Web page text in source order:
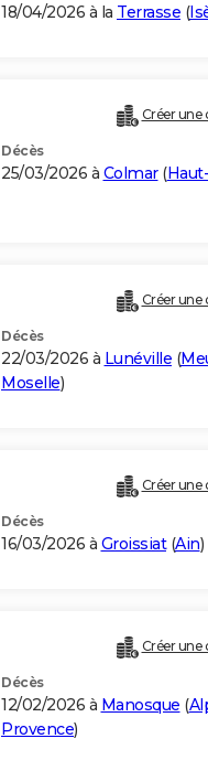
18/04/2026 à la Terrasse (
Créer une
Décès
25/03/2026 à Colmar(
Créer une
Décès
22/03/2026 à Lunéville (
Moselle)
Créer une
Décès
16/03/2026 à Groissiat(Ain)
Créer une
Décès
12/02/2026 à Manosque (
Provence)